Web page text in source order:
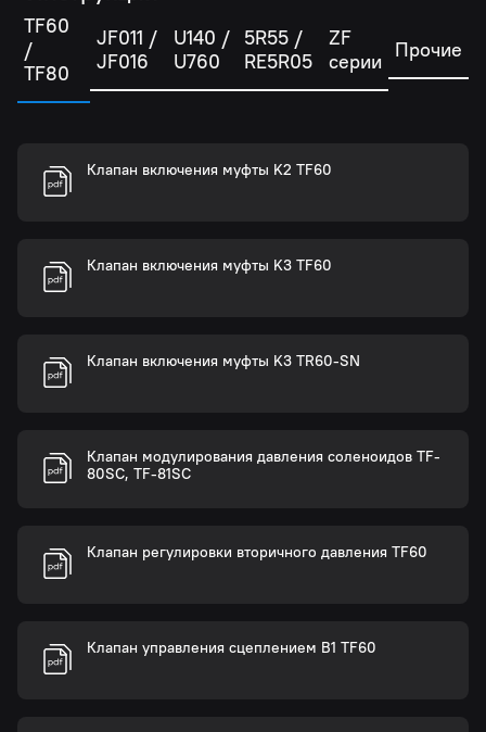
TF60
/
TF80
JF011 /
JF016
U140 /
U760
5R55 /
RE5R05
ZF
серии
Прочие
Клапан включения муфты K2 TF60
Клапан включения муфты K3 TF60
Клапан включения муфты K3 TR60-SN
Клапан модулирования давления соленоидов TF-
80SC, TF-81SC
Клапан регулировки вторичного давления TF60
Клапан управления сцеплением B1 TF60